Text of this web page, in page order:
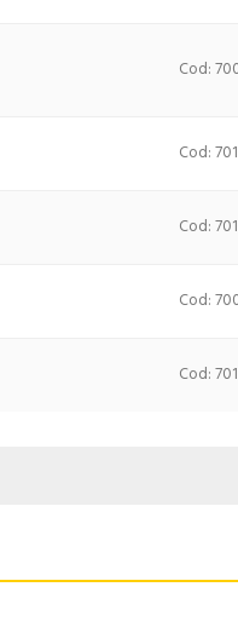
Cod:
Cod:
Cod:
Cod:
Cod: